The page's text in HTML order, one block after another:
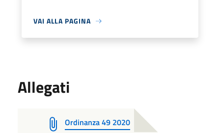
VAI ALLA PAGINA
Allegati
Ordinanza 49 2020